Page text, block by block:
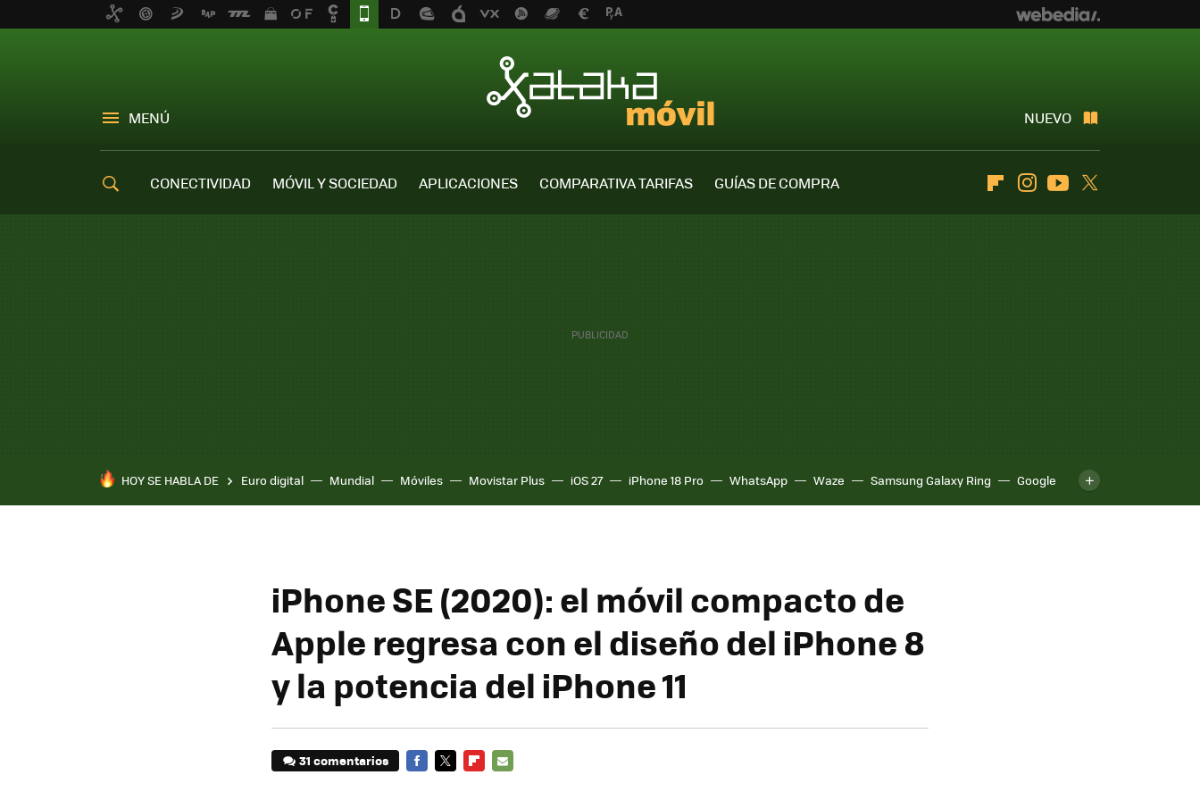
MENÚ NUEVO
CONECTIVIDAD MÓVIL Y SOCIEDAD APLICACIONES COMPARATIVA TARIFAS
GUÍAS DE COMPRA
FlipboardInstagramYoutube
HOY SE HABLA DE Euro digital Mundial Móviles Movistar Plus iOS 27 iPhone 18 Pro WhatsApp Waze Samsung Galaxy Ring
Google
Pixel 10a
iPhone SE (2020): el móvil compacto de
Apple regresa con el diseño del iPhone 8
y la potencia del iPhone 11
31 comentarios